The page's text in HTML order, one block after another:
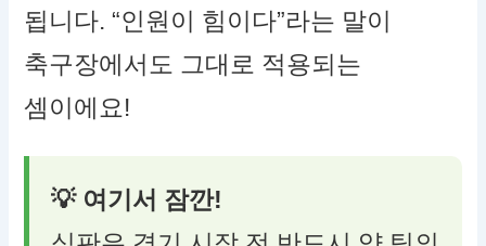
됩니다. “인원이 힘이다”라는 말이
축구장에서도 그대로 적용되는
셈이에요!
💡 여기서 잠깐!